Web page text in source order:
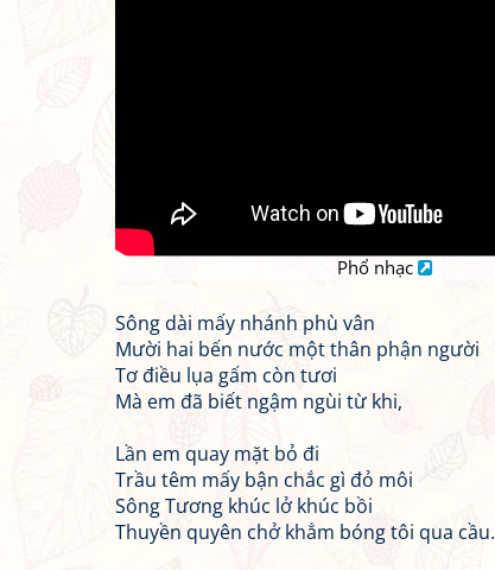
Phổ nhạc
Sông dài mấy nhánh phù vân
Mười hai bến nước một thân phận người
Tơ điều lụa gấm còn tươi
Mà em đã biết ngậm ngùi từ khi,
Lần em quay mặt bỏ đi
Trầu têm mấy bận chắc gì đỏ môi
Sông Tương khúc lở khúc bồi
Thuyền quyên chở khẳm bóng tôi qua cầu.